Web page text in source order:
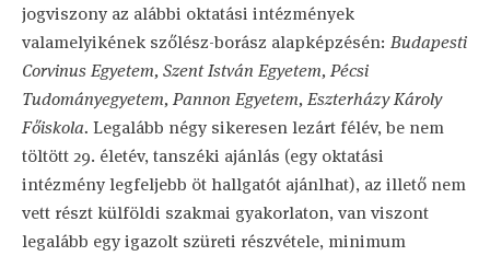
jogviszony az alábbi oktatási intézmények
valamelyikének szőlész-borász alapképzésén: Budapesti
Corvinus Egyetem, Szent István Egyetem, Pécsi
Tudományegyetem, Pannon Egyetem, Eszterházy Károly
Főiskola. Legalább négy sikeresen lezárt félév, be nem
töltött 29. életév, tanszéki ajánlás (egy oktatási
intézmény legfeljebb öt hallgatót ajánlhat), az illető nem
vett részt külföldi szakmai gyakorlaton, van viszont
legalább egy igazolt szüreti részvétele, minimum